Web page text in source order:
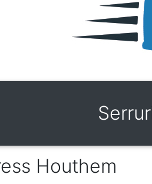
Houthem